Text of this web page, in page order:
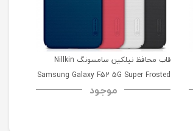
قاب محافظ نیلکین سامسونگ Nillkin
Samsung Galaxy F52 5G Super Frosted
Shield
موجود